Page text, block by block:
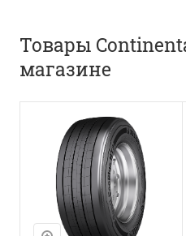
Товары
магазине
Положение оси
Рулевая ось
M+S
Да
3PMSF
Да